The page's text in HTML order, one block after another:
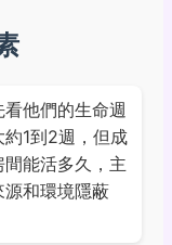
他們的生命週
1到2週，但成
能活多久，主
和環境隱蔽